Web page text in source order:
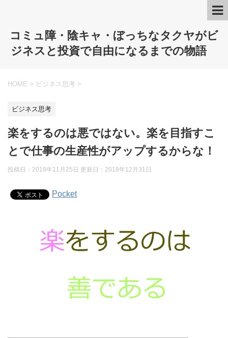
コミュ障・陰キャ・ぼっちなタクヤがビ
ジネスと投資で自由になるまでの物語
HOME > ビジネス思考 >
ビジネス思考
楽をするのは悪ではない。楽を目指すこ
とで仕事の生産性がアップするからな！
投稿日：2018年11月25日 更新日： 2018年12月31日
Pocket